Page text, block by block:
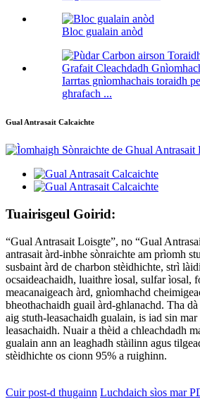
Bloc gualain anòd
Iarrtas gnìomhachais toraidh
ghrafach ...
Gual Antrasait Calcaichte
Tuairisgeul Goirid:
“Gual Antrasait Loisgte”, no “Gual
antrasait àrd-inbhe sònraichte am prìomh
susbaint àrd de charbon stèidhichte, strì
ocsaideachaidh, luaithre ìosal, sulfar ìosal,
meacanaigeach àrd, gnìomhachd
bheothachaidh guail àrd-ghlanachd. Tha
aig stuth-leasachaidh gualain, is iad sin
leasachaidh. Nuair a thèid a chleachdadh
gualain ann an leaghadh stàilinn agus
stèidhichte os cionn 95% a ruighinn.
Cuir post-d thugainn Luchdaich sìos mar